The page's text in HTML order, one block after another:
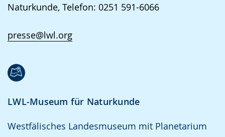
Naturkunde, Telefon: 0251 591-6066
presse@lwl.org
LWL-Museum für Naturkunde
Westfälisches Landesmuseum mit Planetarium